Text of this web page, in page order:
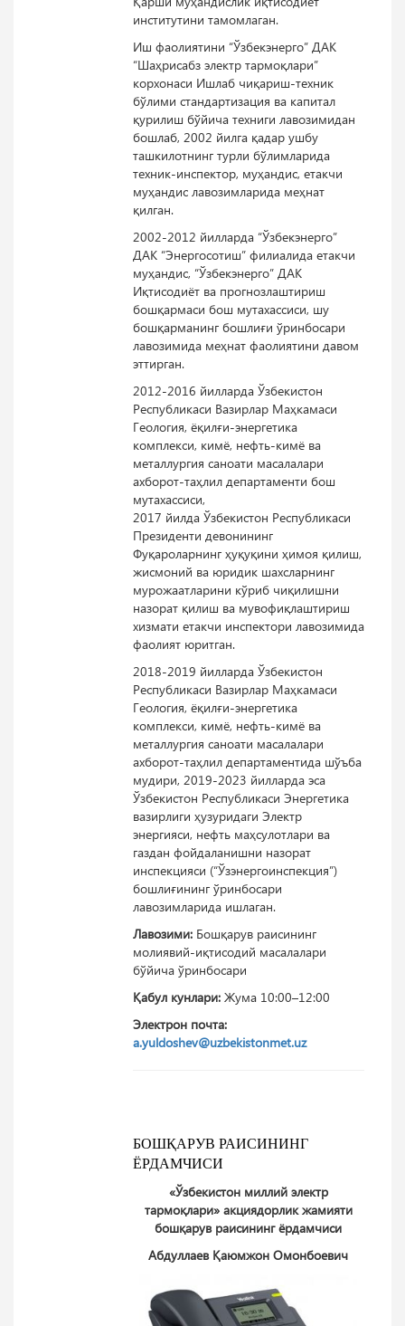
институтини тамомлаган.
Иш фаолиятини “Ўзбекэнерго” ДАК
“Шаҳрисабз электр тармоқлари”
корхонаси Ишлаб чиқариш-техник
бўлими стандартизация ва капитал
қурилиш бўйича техниги лавозимидан
бошлаб, 2002 йилга қадар ушбу
ташкилотнинг турли бўлимларида
техник-инспектор, муҳандис, етакчи
муҳандис лавозимларида меҳнат
қилган.
2002-2012 йилларда “Ўзбекэнерго”
ДАК “Энергосотиш” филиалида етакчи
муҳандис, “Ўзбекэнерго” ДАК
Иқтисодиёт ва прогнозлаштириш
бошқармаси бош мутахассиси, шу
бошқарманинг бошлиғи ўринбосари
лавозимида меҳнат фаолиятини давом
эттирган.
2012-2016 йилларда Ўзбекистон
Республикаси Вазирлар Маҳкамаси
Геология, ёқилғи-энергетика
комплекси, кимё, нефть-кимё ва
металлургия саноати масалалари
ахборот-таҳлил департаменти бош
мутахассиси,
2017 йилда Ўзбекистон Республикаси
Президенти девонининг
Фуқароларнинг ҳуқуқини ҳимоя қилиш,
жисмоний ва юридик шахсларнинг
мурожаатларини кўриб чиқилишни
назорат қилиш ва мувофиқлаштириш
хизмати етакчи инспектори лавозимида
фаолият юритган.
2018-2019 йилларда Ўзбекистон
Республикаси Вазирлар Маҳкамаси
Геология, ёқилғи-энергетика
комплекси, кимё, нефть-кимё ва
металлургия саноати масалалари
ахборот-таҳлил департаментида шўъба
мудири, 2019-2023 йилларда эса
Ўзбекистон Республикаси Энергетика
вазирлиги ҳузуридаги Электр
энергияси, нефть маҳсулотлари ва
газдан фойдаланишни назорат
инспекцияси (“Ўзэнергоинспекция”)
бошлиғининг ўринбосари
лавозимларида ишлаган.
Лавозими:Бошқарув раисининг
молиявий-иқтисодий масалалари
бўйича ўринбосари
Қабул кунлари:Жума 10:00–12:00
Электрон почта:
a.yuldoshev@uzbekistonmet.uz
БОШҚАРУВ РАИСИНИНГ
ЁРДАМЧИСИ
«Ўзбекистон миллий электр
тармоқлари» акциядорлик жамияти
бошқарув раисининг ёрдамчиси
Абдуллаев Қаюмжон Омонбоевич